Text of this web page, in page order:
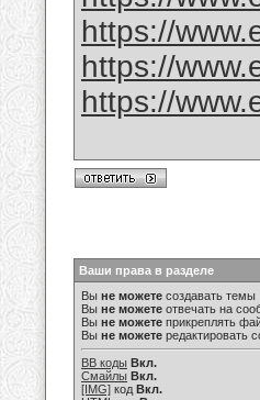
https://
https://
https://
Ваши права в разделе
Вы не можете создавать темы
Вы не можете отвечать на
Вы не можете прикреплять
Вы не можете редактировать
BB коды Вкл.
Смайлы Вкл.
[IMG] код Вкл.